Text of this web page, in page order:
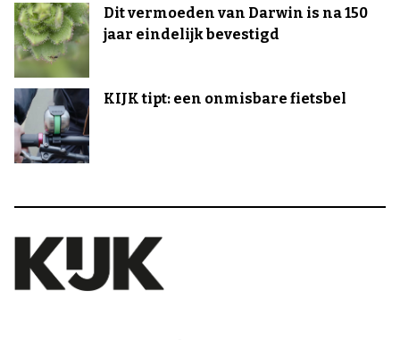
Dit vermoeden van Darwin is na 150
jaar eindelijk bevestigd
KIJK tipt: een onmisbare fietsbel